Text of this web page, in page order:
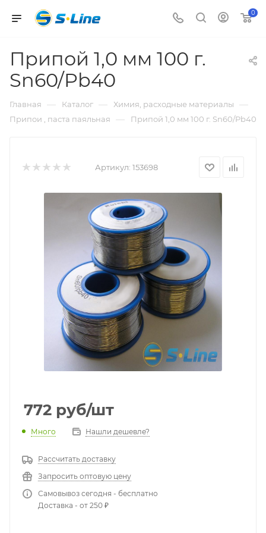
0
Припой 1,0 мм 100 г.
Sn60/Pb40
Главная — Каталог — Химия, расходные материалы —
Припои , паста паяльная — Припой 1,0 мм 100 г. Sn60/Pb40
Артикул: 153698
772 руб/шт
Много Нашли дешевле?
Рассчитать доставку
Запросить оптовую цену
Самовывоз сегодня - бесплатно
Доставка - от 250 ₽